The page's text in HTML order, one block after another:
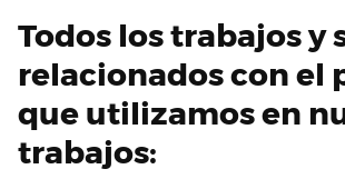
Todos los trabajos y
relacionados con el
que utilizamos en
trabajos: